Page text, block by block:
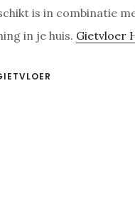
is in combinatie
in je huis. Gietvloer